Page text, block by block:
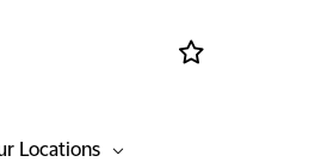
Locations